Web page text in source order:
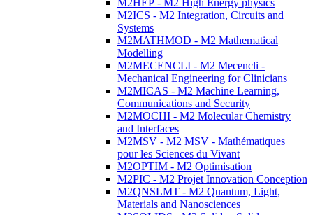
M2HEP - M2 High Energy physics
M2ICS - M2 Integration, Circuits and
Systems
M2MATHMOD - M2 Mathematical
Modelling
M2MECENCLI - M2 Mecencli -
Mechanical Engineering for Clinicians
M2MICAS - M2 Machine Learning,
Communications and Security
M2MOCHI - M2 Molecular Chemistry
and Interfaces
M2MSV - M2 MSV - Mathématiques
pour les Sciences du Vivant
M2OPTIM - M2 Optimisation
M2PIC - M2 Projet Innovation Conception
M2QNSLMT - M2 Quantum, Light,
Materials and Nanosciences